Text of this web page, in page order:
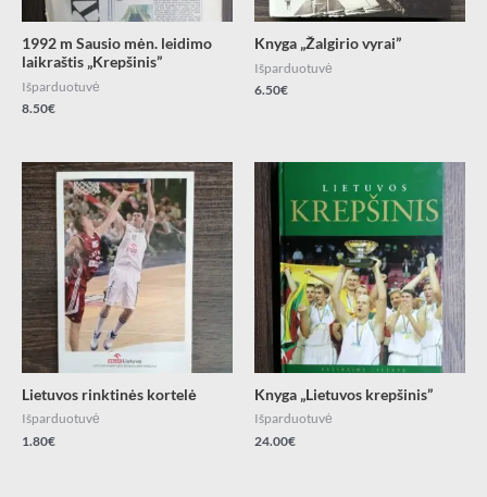
1992 m Sausio mėn. leidimo
laikraštis „Krepšinis”
Išparduotuvė
8.50€
Knyga „Žalgirio vyrai”
Išparduotuvė
6.50€
Lietuvos rinktinės kortelė
Išparduotuvė
1.80€
Knyga „Lietuvos krepšinis”
Išparduotuvė
24.00€